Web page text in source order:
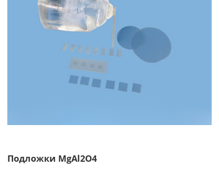
Подложки MgAl2O4